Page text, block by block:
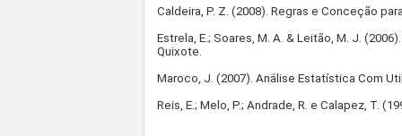
Caldeira, P. Z. (2008). Regras e Conceção
Estrela, E.; Soares, M. A. & Leitão, M. J.
Quixote.
Maroco, J. (2007). Análise Estatística Com
Reis, E.; Melo, P.; Andrade, R. e Calapez, T.